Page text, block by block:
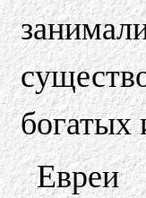
богатых